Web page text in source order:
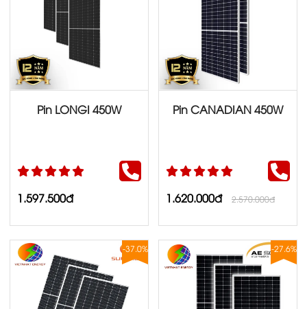
Pin LONGI 450W
1.597.500đ
Pin CANADIAN 450W
1.620.000đ 2.570.000đ
-37.0% -27.6%